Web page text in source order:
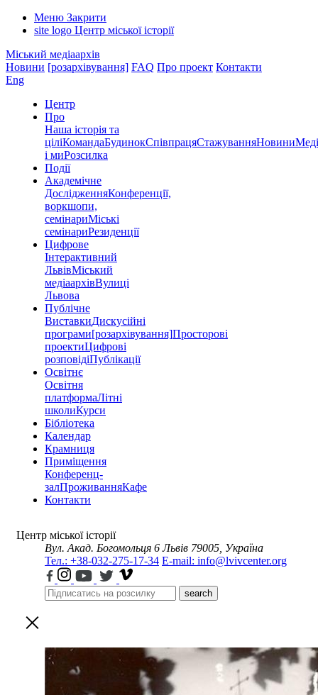
Меню Закрити
site logo Центр міської історії
Міський медіаархів
Новини [розархівування] FAQ Про проект Контакти
Eng
Центр
Про
Наша історія та
ціліКомандаБудинокСпівпрацяСтажуванняНовини
і миРозсилка
Події
Академічне
ДослідженняКонференції,
воркшопи,
семінариМіські
семінариРезиденції
Цифрове
Інтерактивний
ЛьвівМіський
медіаархівВулиці
Львова
Публічне
ВиставкиДискусійні
програми[розархівування]Просторові
проектиЦифрові
розповідіПублікації
Освітнє
Освітня
платформаЛітні
школиКурси
Бібліотека
Календар
Крамниця
Приміщення
Конференц-
залПроживанняКафе
Контакти
Центр міської історії
Вул. Акад. Богомольця 6 Львів 79005, Україна
Тел.: +38-032-275-17-34 E-mail: info@lvivcenter.org
search